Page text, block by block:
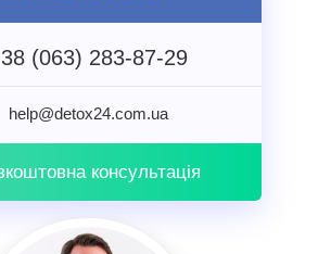
(063) 283-87-29
help@detox24.com.ua
консультація